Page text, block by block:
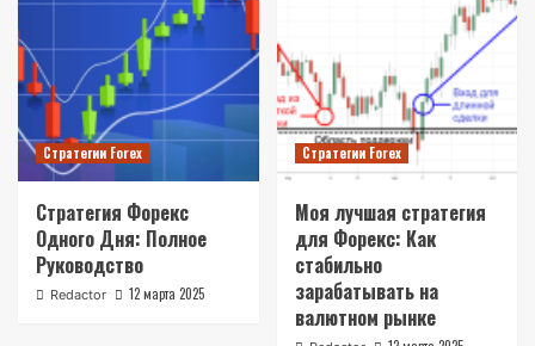
Стратегии Forex
Стратегия Форекс
Одного Дня: Полное
Руководство
Redactor 12 марта 2025
Стратегии Forex
Моя лучшая стратегия
для Форекс: Как
стабильно
зарабатывать на
валютном рынке